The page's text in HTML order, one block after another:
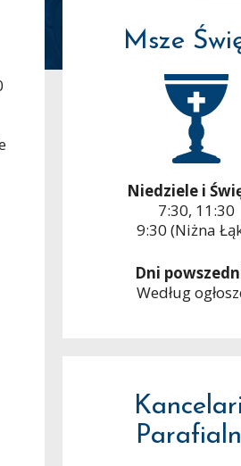
Msze
Niedziele i
7:30, 11:30
9:30 (Niżna
Dni
Według